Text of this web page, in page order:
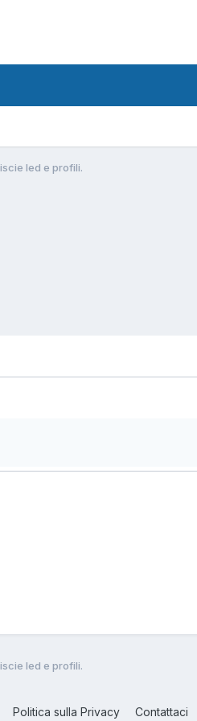
led e profili.
led e profili.
Politica sulla Privacy Contattaci